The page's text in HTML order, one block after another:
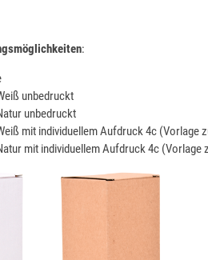
:
unbedruckt
unbedruckt
mit individuellem Aufdruck 4c (Vorlage
mit individuellem Aufdruck 4c